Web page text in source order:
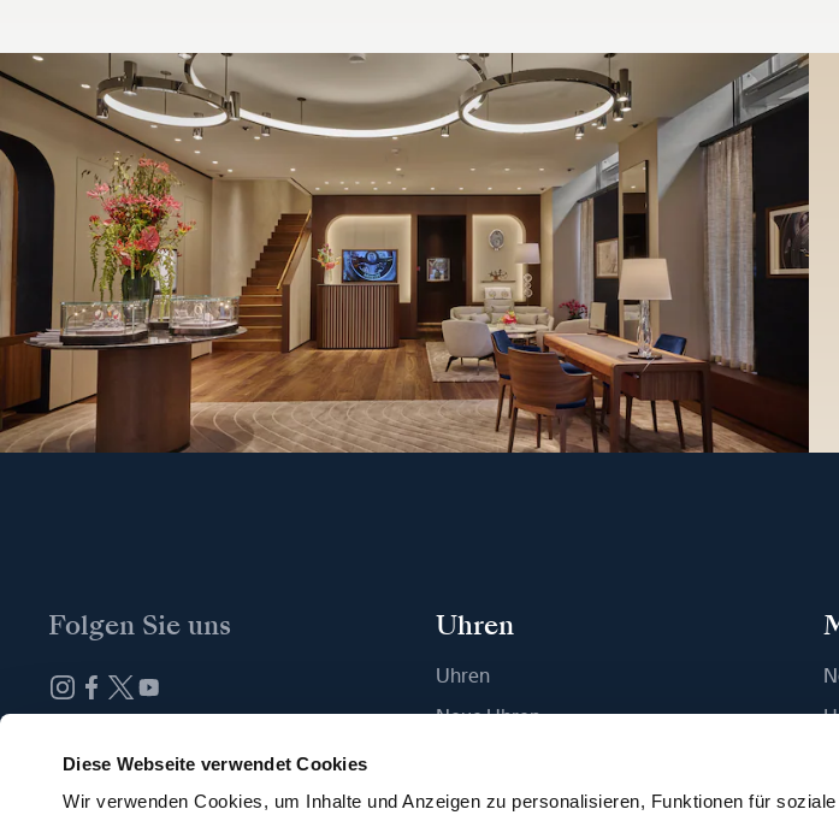
Diese Webseite verwendet Cookies
Wir verwenden Cookies, um Inhalte und Anzeigen zu personalisieren, Funktionen für
Folgen Sie uns Uhren
Uhren
Neue Uhren